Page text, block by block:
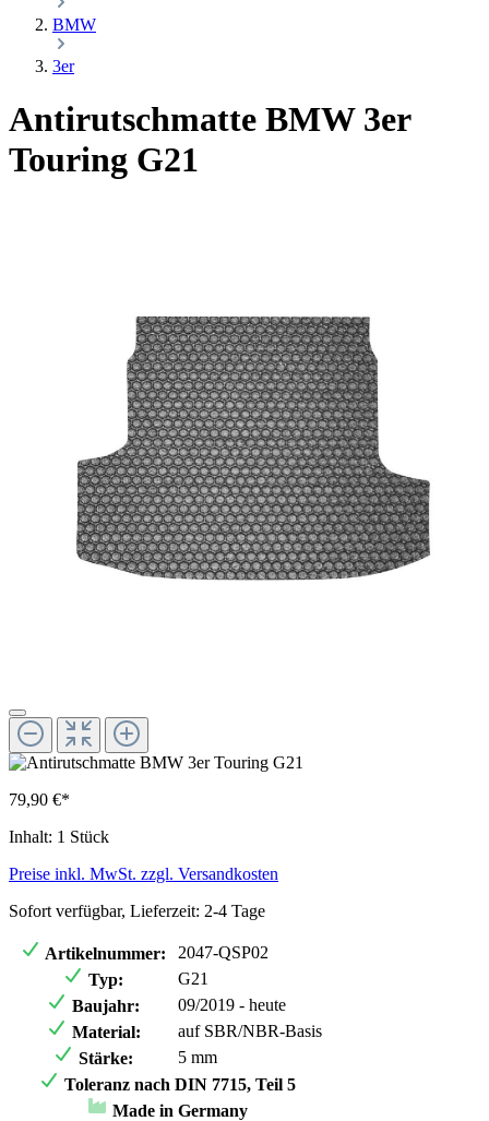
BMW
3er
Antirutschmatte BMW 3er
Touring G21
79,90 €*
Inhalt: 1 Stück
Preise inkl. MwSt. zzgl. Versandkosten
Sofort verfügbar, Lieferzeit: 2-4 Tage
Artikelnummer:
2047-QSP02
Typ:
G21
Baujahr:
09/2019 - heute
Material:
auf SBR/NBR-Basis
Stärke:
5 mm
Toleranz nach DIN 7715, Teil 5
Made in Germany